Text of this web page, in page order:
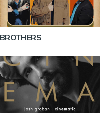
BROTHERS